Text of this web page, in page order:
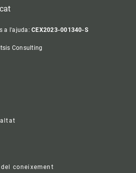
a l'ajuda:CEX2023-001340-S
Consulting
coneixement